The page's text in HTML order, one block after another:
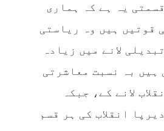
یہ ہے کہ ہماری
قوتیں ہیں وہ ریاستی
لانے میں زیادہ
ہیں بہ نسبت معاشرتی
لانے کے، جبکہ
انقلاب کی ہر قسم